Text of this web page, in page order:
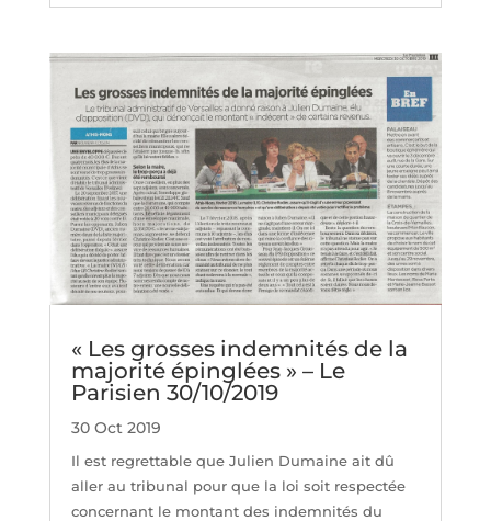
« Les grosses indemnités de la
majorité épinglées » – Le
Parisien 30/10/2019
30 Oct 2019
Il est regrettable que Julien Dumaine ait dû
aller au tribunal pour que la loi soit respectée
concernant le montant des indemnités du